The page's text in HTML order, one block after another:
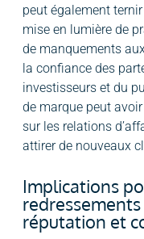
peut également
mise en lumière de
de manquements
la confiance des
investisseurs et du
de marque peut
sur les relations
attirer de nouveaux
Implications
réputation et